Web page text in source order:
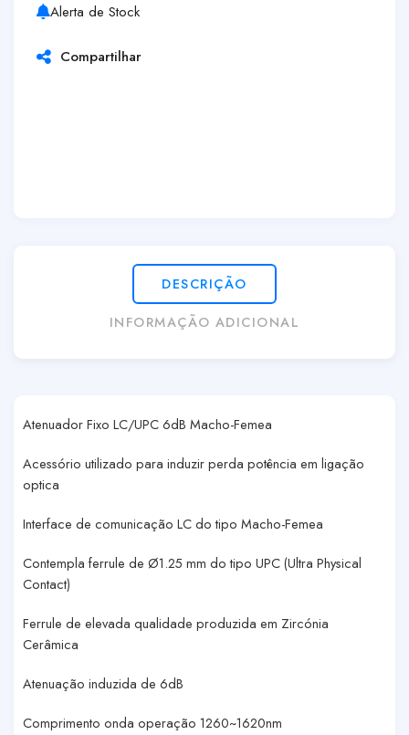
Alerta de Stock
Compartilhar
DESCRIÇÃO
INFORMAÇÃO ADICIONAL
Atenuador Fixo LC/UPC 6dB Macho-Femea
Acessório utilizado para induzir perda potência em ligação
optica
Interface de comunicação LC do tipo Macho-Femea
Contempla ferrule de Ø1.25 mm do tipo UPC (Ultra Physical
Contact)
Ferrule de elevada qualidade produzida em Zircónia
Cerâmica
Atenuação induzida de 6dB
Comprimento onda operação 1260~1620nm